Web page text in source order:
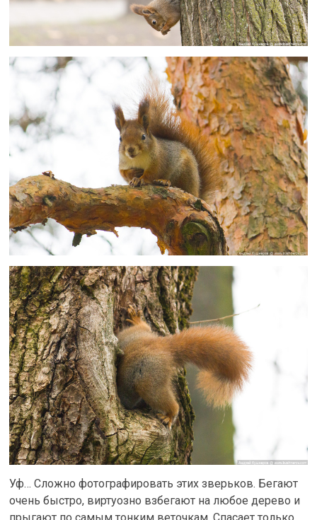
Уф… Сложно фотографировать этих зверьков. Бегают
очень быстро, виртуозно взбегают на любое дерево и
прыгают по самым тонким веточкам. Спасает только